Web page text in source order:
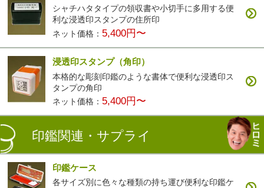
シャチハタタイプの領収書や小切手に多用する便
利な浸透印スタンプの住所印
ネット価格： 5,400円〜
浸透印スタンプ（角印）
本格的な彫刻印鑑のような書体で便利な浸透印ス
タンプの角印
ネット価格： 5,400円〜
印鑑関連・サプライ
印鑑ケース
各サイズ別に色々な種類の持ち運び便利な印鑑ケ